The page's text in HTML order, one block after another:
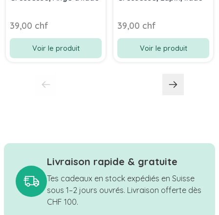
39,00 chf
Voir le produit
39,00 chf
Voir le produit
Livraison rapide & gratuite
Tes cadeaux en stock expédiés en Suisse
sous 1–2 jours ouvrés. Livraison offerte dès
CHF 100.